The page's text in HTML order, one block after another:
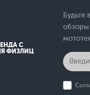
С
ФИЗЛИЦ